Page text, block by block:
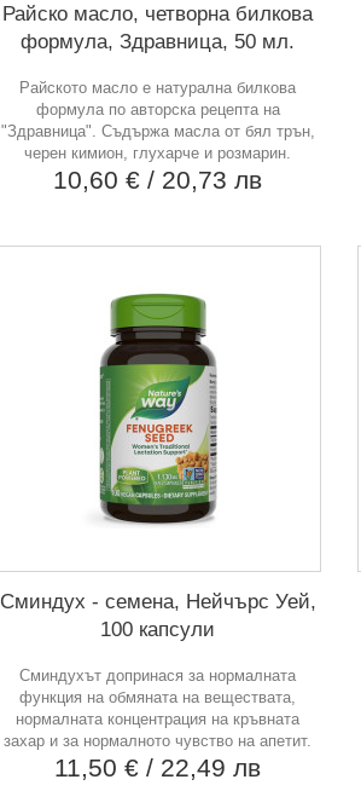
Райско масло, четворна билкова
формула, Здравница, 50 мл.
Райското масло е натурална билкова
формула по авторска рецепта на
"Здравница". Съдържа масла от бял трън,
черен кимион, глухарче и розмарин.
10,60 €/ 20,73 лв
Сминдух - семена, Нейчърс Уей,
100 капсули
Сминдухът допринася за нормалната
функция на обмяната на веществата,
нормалната концентрация на кръвната
захар и за нормалното чувство на апетит.
11,50 €/ 22,49 лв